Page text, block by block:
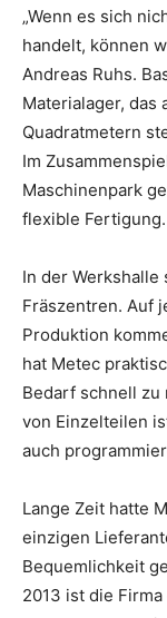
„Wenn es sich
handelt, können
Andreas Ruhs.
Materialager, das
Quadratmetern
Im
Maschinenpark
flexible Fertigung.
In der Werkshalle
Fräszentren. Auf
Produktion
hat Metec
Bedarf schnell
von Einzelteilen
auch
Lange Zeit hatte
einzigen
Bequemlichkeit
2013 ist die